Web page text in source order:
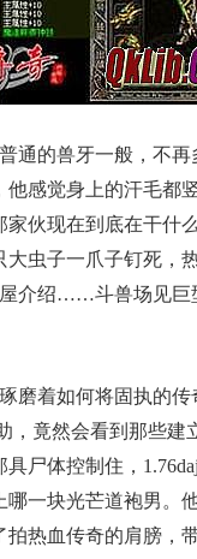
通的兽牙一般，不
感觉身上的汗毛都
伙现在到底在干什
虫子一爪子钉死，
介绍……斗兽场见巨
磨着如何将固执的传
，竟然会看到那些建
尸体控制住，
一块光芒道袍男。
热血传奇的肩膀，